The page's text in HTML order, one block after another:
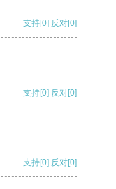
支持[0] 反对[0]
支持[0] 反对[0]
支持[0] 反对[0]